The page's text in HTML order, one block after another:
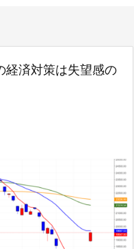
経済対策は失望感の